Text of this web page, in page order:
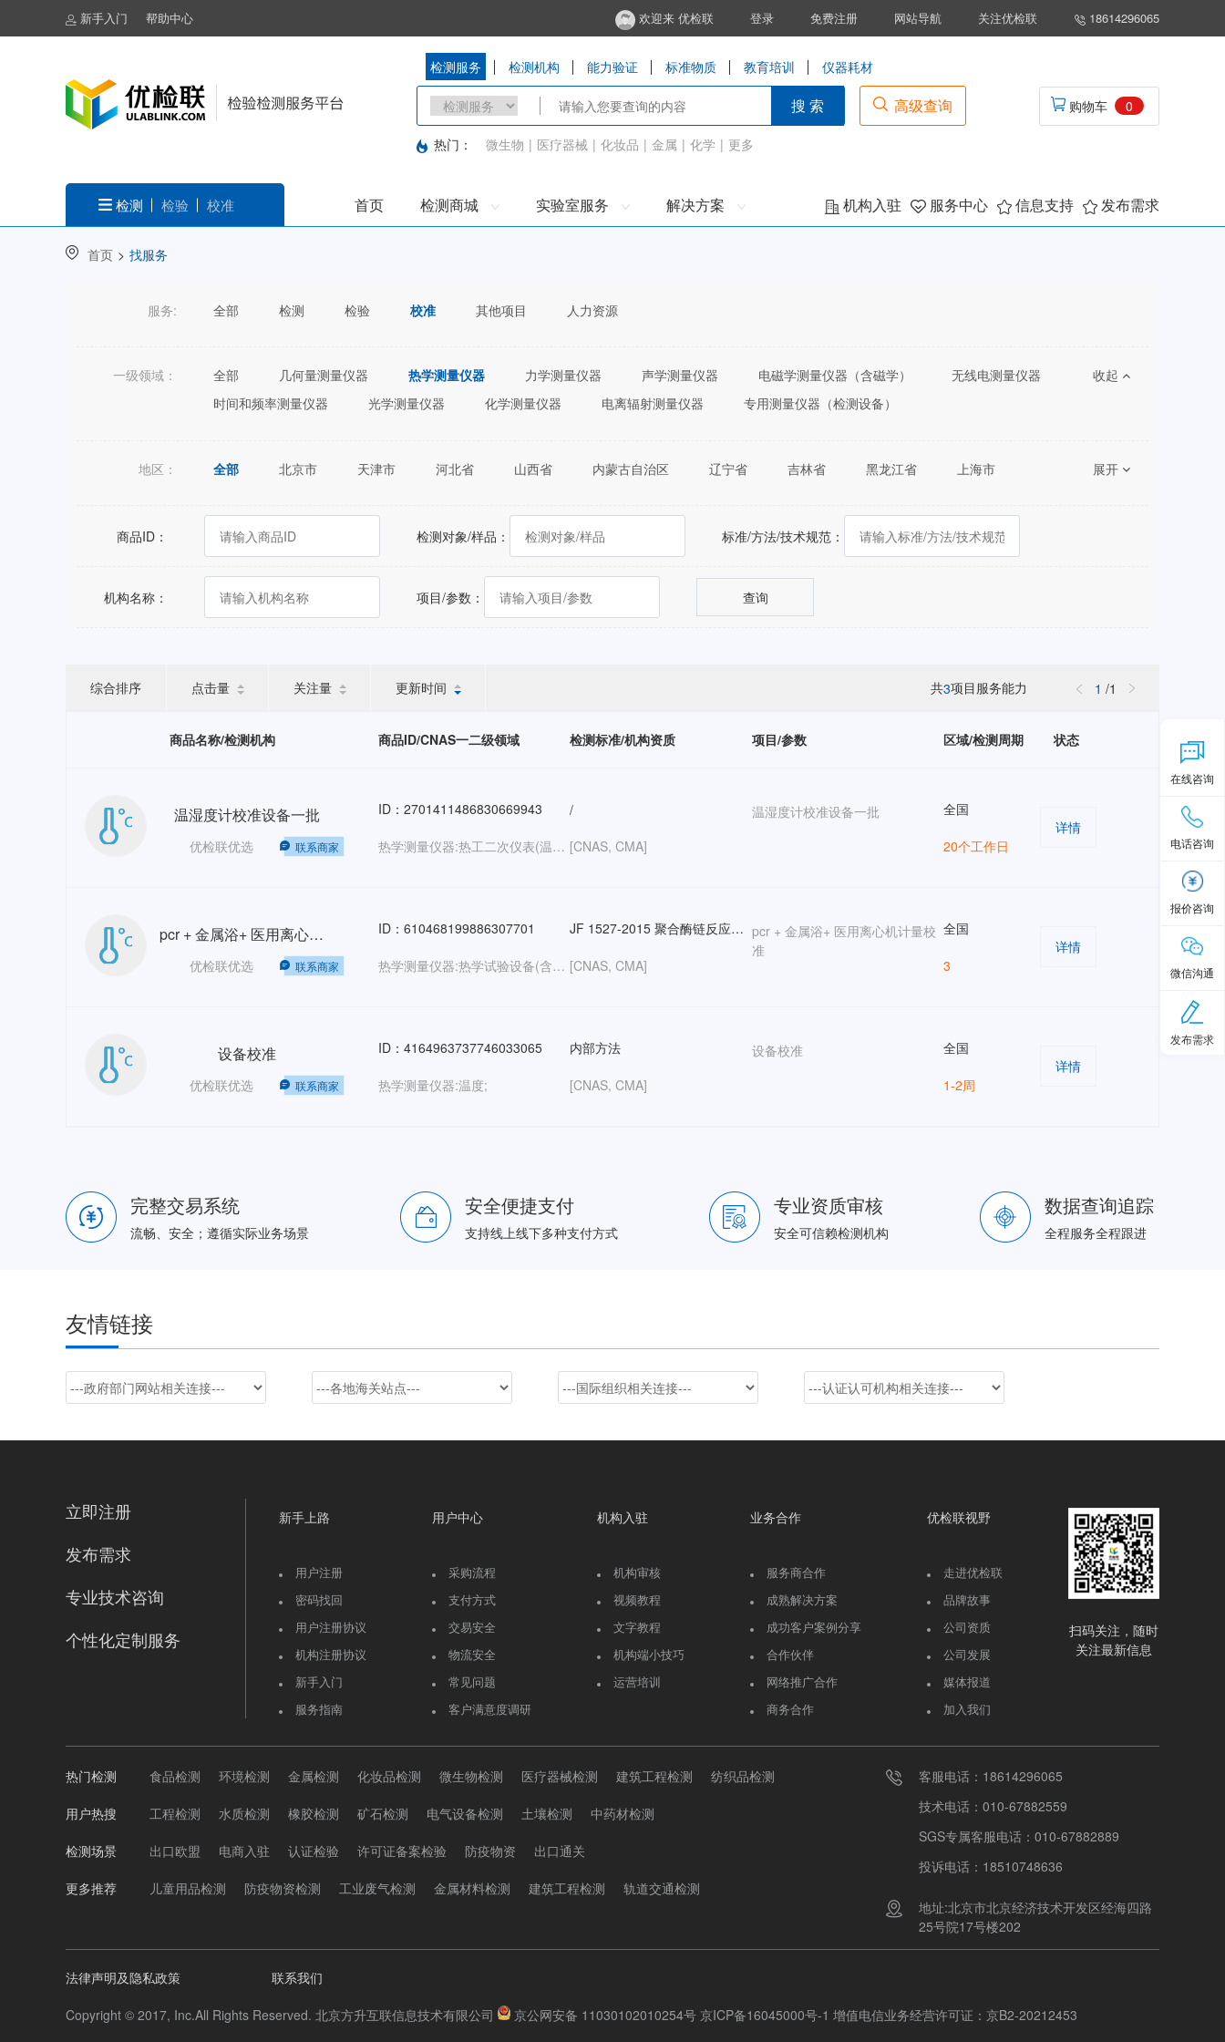
新手入门 帮助中心 欢迎来 优检联 登录 免费注册 网站导航 关注优检联 18614296065
检测服务 检测机构 能力验证 标准物质 教育培训 仪器耗材
搜 索 高级查询
热门： 微生物 | 医疗器械 | 化妆品 | 金属 | 化学 | 更多
购物车 0
检测 检验 校准 首页 检测商城 实验室服务 解决方案 机构入驻 服务中心 信息支持 发布需求
首页 > 找服务
服务: 全部 检测 检验 校准 其他项目 人力资源
一级领域： 全部 几何量测量仪器 热学测量仪器 力学测量仪器 声学测量仪器 电磁学测量仪器（含磁学）
无线电测量仪器
时间和频率测量仪器
光学测量仪器 化学测量仪器 电离辐射测量仪器 专用测量仪器（检测设备）
收起
地区： 全部 北京市 天津市 河北省 山西省 内蒙古自治区 辽宁省 吉林省 黑龙江省
上海市
宁夏回族自治区
新疆维吾尔自治区 台湾省 香港特别行政区
展开
商品ID： 检测对象/样品： 标准/方法/技术规范：
机构名称： 项目/参数： 查询
综合排序 点击量 关注量 更新时间 共3项目服务能力 1 /1
商品名称/检测机构 商品ID/CNAS一二级领域 检测标准/机构资质 项目/参数 区域/检测周期 状态
温湿度计校准设备一批
优检联优选 联系商家
ID：2701411486830669943
热学测量仪器:热工二次仪表(温度、湿度二次仪表）;
/
[CNAS, CMA]
温湿度计校准设备一批 全国
20个工作日
详情
pcr + 金属浴+ 医用离心机计量校准
优检联优选 联系商家
ID：610468199886307701
热学测量仪器:热学试验设备(含环境试验设备）;
JF 1527-2015 聚合酶链反应分析仪校准规范
[CNAS, CMA]
pcr + 金属浴+ 医用离心机计量校
准
全国
3
详情
设备校准
优检联优选 联系商家
ID：4164963737746033065
热学测量仪器:温度;
内部方法
[CNAS, CMA]
设备校准 全国
1-2周
详情
完整交易系统
流畅、安全；遵循实际业务场景
安全便捷支付
支持线上线下多种支付方式
专业资质审核
安全可信赖检测机构
数据查询追踪
全程服务全程跟进
友情链接
立即注册
发布需求
专业技术咨询
个性化定制服务
新手上路
用户注册
密码找回
用户注册协议
机构注册协议
新手入门
服务指南
用户中心
采购流程
支付方式
交易安全
物流安全
常见问题
客户满意度调研
机构入驻
机构审核
视频教程
文字教程
机构端小技巧
运营培训
业务合作
服务商合作
成熟解决方案
成功客户案例分享
合作伙伴
网络推广合作
商务合作
优检联视野
走进优检联
品牌故事
公司资质
公司发展
媒体报道
加入我们
扫码关注，随时
关注最新信息
热门检测 食品检测 环境检测 金属检测 化妆品检测 微生物检测 医疗器械检测 建筑工程检测 纺织品检测
用户热搜 工程检测 水质检测 橡胶检测 矿石检测 电气设备检测 土壤检测 中药材检测
检测场景 出口欧盟 电商入驻 认证检验 许可证备案检验 防疫物资 出口通关
更多推荐 儿童用品检测 防疫物资检测 工业废气检测 金属材料检测 建筑工程检测 轨道交通检测
客服电话：18614296065
技术电话：010-67882559
SGS专属客服电话：010-67882889
投诉电话：18510748636
地址:北京市北京经济技术开发区经海四路
25号院17号楼202
法律声明及隐私政策 联系我们
Copyright © 2017, Inc.All Rights Reserved. 北京方升互联信息技术有限公司 京公网安备 11030102010254号 京ICP备16045000号-1 增值电信业务经营许可证： 京B2-20212453
在线咨询
电话咨询
报价咨询
微信沟通
发布需求